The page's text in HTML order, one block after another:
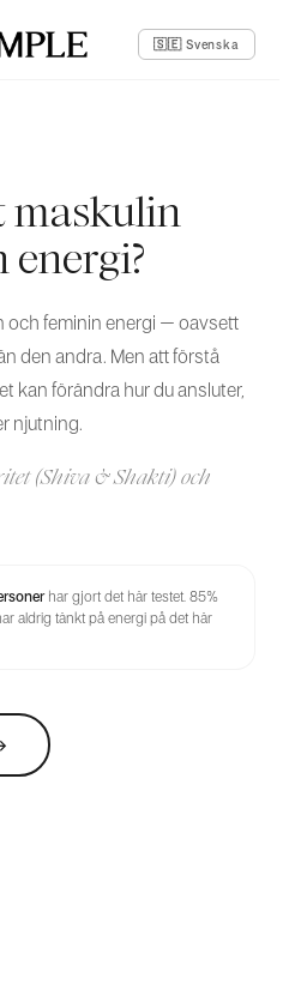
🇸🇪 Svenska
maskulin
och feminin energi – oavsett
den andra. Men att förstå
kan förändra hur du ansluter,
njutning.
(Shiva & Shakti) och
har gjort det här testet. 85%
aldrig tänkt på energi på det här